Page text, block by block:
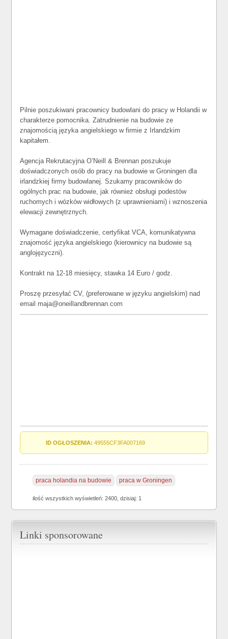
Pilnie poszukiwani pracownicy budowlani do pracy w Holandii w
charakterze pomocnika. Zatrudnienie na budowie ze
znajomością języka angielskiego w firmie z Irlandzkim
kapitałem.
Agencja Rekrutacyjna O’Neill & Brennan poszukuje
doświadczonych osób do pracy na budowie w Groningen dla
irlandzkiej firmy budowlanej. Szukamy pracowników do
ogólnych prac na budowie, jak również obsługi podestów
ruchomych i wózków widłowych (z uprawnieniami) i wznoszenia
elewacji zewnętrznych.
Wymagane doświadczenie, certyfikat VCA, komunikatywna
znajomość języka angielskiego (kierownicy na budowie są
anglojęzyczni).
Kontrakt na 12-18 miesięcy, stawka 14 Euro / godz.
Proszę przesyłać CV, (preferowane w języku angielskim) nad
email maja@oneillandbrennan.com
ID OGŁOSZENIA: 49555CF3FA007169
praca holandia na budowie praca w Groningen
ilość wszystkich wyświetleń: 2400, dzisiaj: 1
Linki sponsorowane